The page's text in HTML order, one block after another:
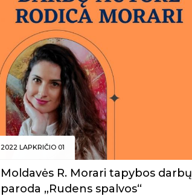
2022 LAPKRIČIO 01
Moldavės R. Morari tapybos darbų
paroda „Rudens spalvos“